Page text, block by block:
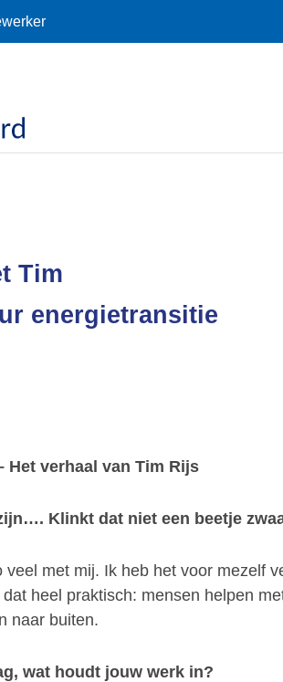
Tim
energietransitie
Het verhaal van Tim Rijs
Klinkt dat niet een beetje
veel met mij. Ik heb het voor mezelf
heel praktisch: mensen helpen
naar buiten.
wat houdt jouw werk in?